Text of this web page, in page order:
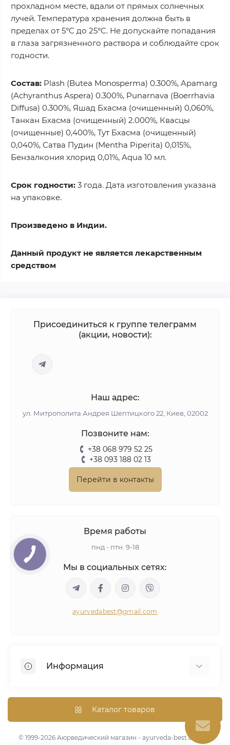
прохладном месте, вдали от прямых солнечных
лучей. Температура хранения должна быть в
пределах от 5°C до 25°C. Не допускайте попадания
в глаза загрязненного раствора и соблюдайте срок
годности.
Состав: Plash (Butea Monosperma) 0.300%, Apamarg
(Achyranthus Aspera) 0.300%, Punarnava (Boerrhavia
Diffusa) 0.300%, Яшад Бхасма (очищенный) 0,060%,
Танкан Бхасма (очищенный) 2.000%, Квасцы
(очищенные) 0,400%, Тут Бхасма (очищенный)
0,040%, Сатва Пудин (Mentha Piperita) 0,015%,
Бензалкония хлорид 0,01%, Aqua 10 мл.
Срок годности: 3 года. Дата изготовления указана
на упаковке.
Произведено в Индии.
Данный продукт не является лекарственным
средством
Присоединиться к группе телеграмм
(акции, новости):
Наш адрес:
ул. Митрополита Андрея Шептицкого 22, Киев, 02002
Позвоните нам:
+38 068 979 52 25
+38 093 188 02 13
Перейти в контакты
Время работы
пнд - птн: 9-18
Мы в социальных сетях:
ayurvedabest@gmail.com
Информация
Аюрведическая консультация
Оптом/Скидки
Карта сайта
Каталог товаров
© 1999-2026 Аюрведический магазин - ayurveda-best.com.ua